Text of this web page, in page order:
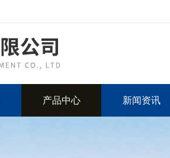
产品中心 新闻资讯